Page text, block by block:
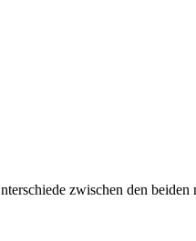
zwischen den beiden